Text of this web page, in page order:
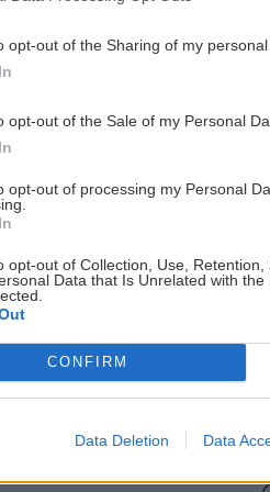
opt-out of the Sharing of my personal
opt-out of the Sale of my Personal
opt-out of processing my Personal
opt-out of Collection, Use,
Data that Is Unrelated with
CONFIRM
Data Deletion Data
Δικαιώθηκε το
γιατρός στον
των προσπαθειών
Ιατρική κάλυψη στον